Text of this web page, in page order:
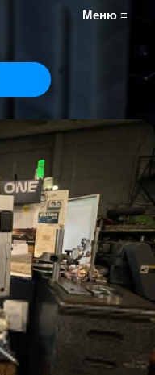
Меню ≡